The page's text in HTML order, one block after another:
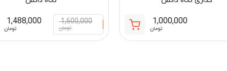
1,000,000
تومان
1,600,000
تومان
1,488,000
تومان